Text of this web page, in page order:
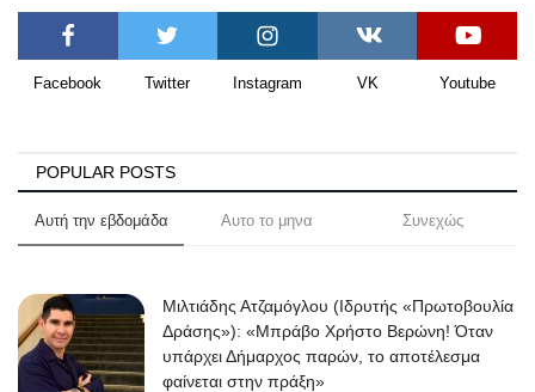
Facebook Twitter Instagram VK Youtube
POPULAR POSTS
Αυτή την εβδομάδα Αυτο το μηνα Συνεχώς
Μιλτιάδης Ατζαμόγλου (Ιδρυτής «Πρωτοβουλία
Δράσης»): «Μπράβο Χρήστο Βερώνη! Όταν
υπάρχει Δήμαρχος παρών, το αποτέλεσμα
φαίνεται στην πράξη»